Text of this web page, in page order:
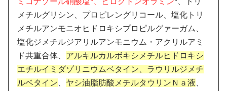
メチルグリシン、プロピレングリコール、塩化トリ
メチルアンモニオヒドロキシプロピルグァーガム、
塩化ジメチルジアリルアンモニウム・アクリルアミ
ド共重合体、 アルキルカルボキシメチルヒドロキシ
エチルイミダゾリニウムベタイン、ラウリルジメチ
ルベタイン
ヤシ油脂肪酸メチルタウリンＮａ液